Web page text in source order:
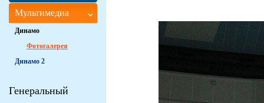
Мультимедиа
Динамо
Фотогалерея
Динамо 2
Генеральный